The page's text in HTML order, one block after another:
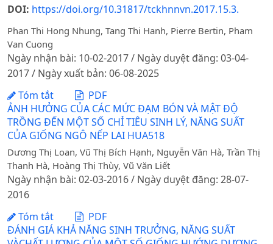
DOI: https://doi.org/10.31817/tckhnnvn.2017.15.3.
Phan Thi Hong Nhung, Tang Thi Hanh, Pierre Bertin, Pham
Van Cuong
Ngày nhận bài: 10-02-2017 / Ngày duyệt đăng: 03-04-
2017 / Ngày xuất bản: 06-08-2025
Tóm tắt
PDF
ẢNH HƯỞNG CỦA CÁC MỨC ĐẠM BÓN VÀ MẬT ĐỘ
TRỒNG ĐẾN MỘT SỐ CHỈ TIÊU SINH LÝ, NĂNG SUẤT
CỦA GIỐNG NGÔ NẾP LAI HUA518
Dương Thị Loan, Vũ Thị Bích Hạnh, Nguyễn Văn Hà, Trần Thị
Thanh Hà, Hoàng Thị Thùy, Vũ Văn Liết
Ngày nhận bài: 02-03-2016 / Ngày duyệt đăng: 28-07-
2016
Tóm tắt
PDF
ĐÁNH GIÁ KHẢ NĂNG SINH TRƯỞNG, NĂNG SUẤT